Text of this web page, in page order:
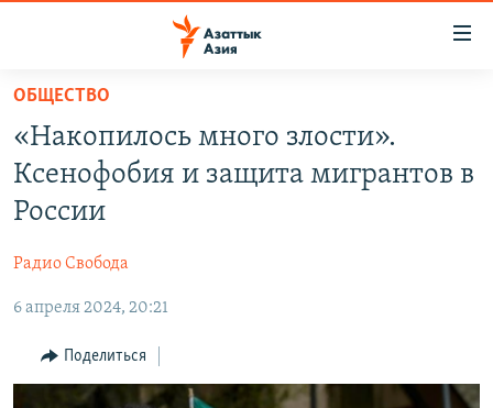
Вернуться
основному
содержанию
Вернутся
главной
Вернутся
поиску
КАЗАХСТАН
ТАДЖИКИСТАН
НОВОСТИ
ВОЙНА В УКРАИНЕ
ҚАЗАҚША
КЫРГЫЗЧА
ЎЗБЕКЧА
ТОҶИКӢ
Все сайты РСЕ/РС
ОБЩЕСТВО
«Накопилось много злости».
Ксенофобия и защита мигрантов в
России
Радио Свобода
6 апреля 2024, 20:21
Поделиться